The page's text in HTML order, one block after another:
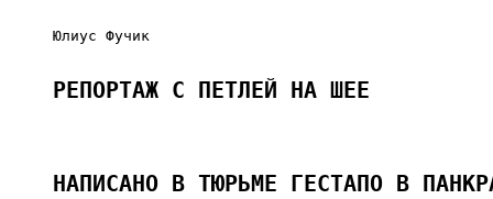
РЕПОРТАЖ С ПЕТЛЕЙ НА ШЕЕ
НАПИСАНО В ТЮРЬМЕ ГЕСТАПО В